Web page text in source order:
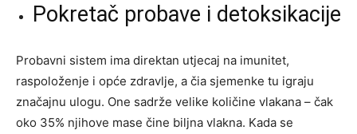
Pokretač probave i detoksikacije
Probavni sistem ima direktan utjecaj na imunitet,
raspoloženje i opće zdravlje, a čia sjemenke tu igraju
značajnu ulogu. One sadrže velike količine vlakana – čak
oko 35% njihove mase čine biljna vlakna. Kada se